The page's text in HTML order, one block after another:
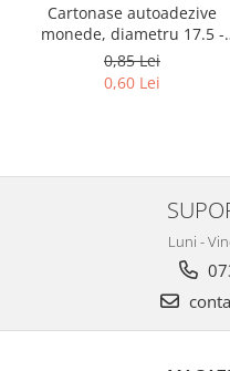
Cartonase autoadezive
monede, diametru 17.5 -
39.5 mm, la bucata
0,85 Lei
0,60 Lei
Luni -